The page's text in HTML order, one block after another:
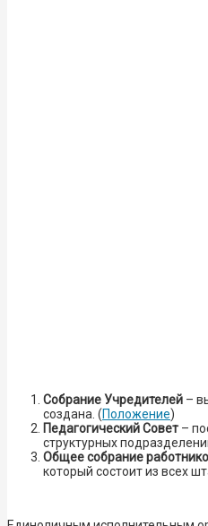
Собрание Учредителей –
создана. (Положение)
Педагогический Совет –
структурных
Общее собрание
который состоит из всех